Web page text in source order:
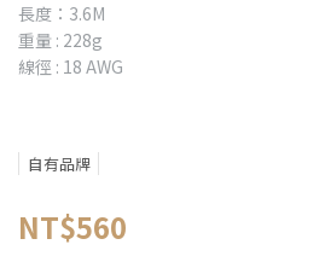
長度：3.6M
重量 : 228g
線徑 : 18 AWG
自有品牌
NT$560